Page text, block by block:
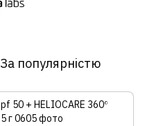
За популярністю